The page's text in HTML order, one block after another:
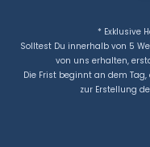
* Exklusive
Solltest Du innerhalb von 5
von uns erhalten,
Die Frist beginnt an dem
zur Erstellung